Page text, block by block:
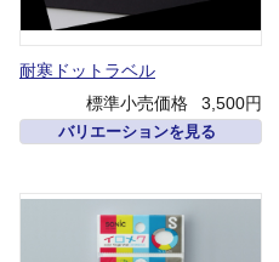
耐寒ドットラベル
標準小売価格
3,500円
バリエーションを見る